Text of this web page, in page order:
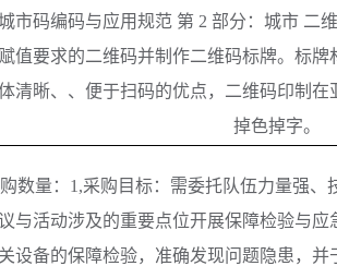
城市码编码与应用规范 第 2 部分：城市 二
值要求的二维码并制作二维码标牌。标
清晰、、便于扫码的优点，二维码印制
掉色掉字。
数量： 1,采购目标：需委托队伍力量强、
与活动涉及的重要点位开展保障检验与
设备的保障检验，准确发现问题隐患，